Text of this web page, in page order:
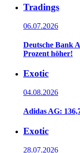
Tradings
06.07.2026
Deutsche Bank
Prozent höher!
Exotic
04.08.2026
Adidas AG:
Exotic
28.07.2026